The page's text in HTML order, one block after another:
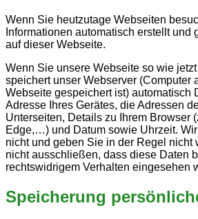
Wenn Sie heutzutage Webseiten
Informationen automatisch erstellt und
auf dieser Webseite.
Wenn Sie unsere Webseite so wie
speichert unser Webserver (Computer
Webseite gespeichert ist) automatisch
Adresse Ihres Gerätes, die Adressen
Unterseiten, Details zu Ihrem Browser
Edge,…) und Datum sowie Uhrzeit.
nicht und geben Sie in der Regel nicht
nicht ausschließen, dass diese Daten
rechtswidrigem Verhalten eingesehen
Speicherung